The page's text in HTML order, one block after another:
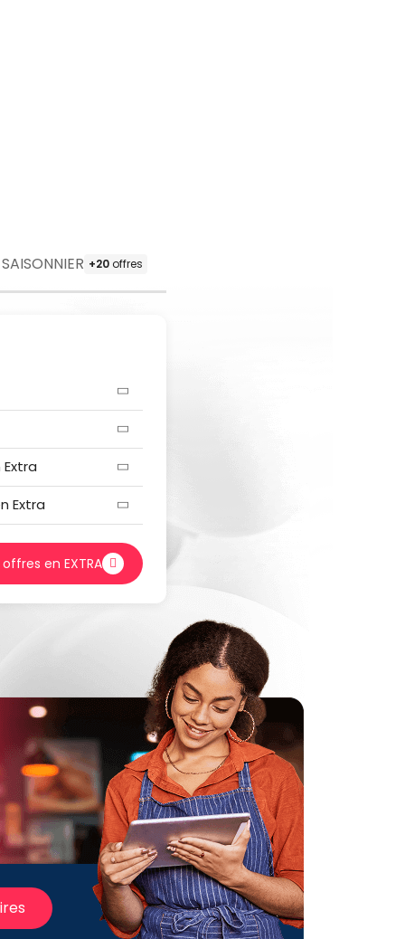
SAISONNIER +20 offres
Extra
en EXTRA